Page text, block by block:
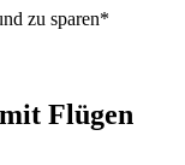
zu sparen*
Flügen